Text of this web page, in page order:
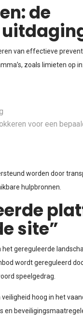
de
van effectieve
zoals limieten op
voor een
worden door
hulpbronnen.
site”
gereguleerde
wordt gereguleerd
speelgedrag.
hoog in het